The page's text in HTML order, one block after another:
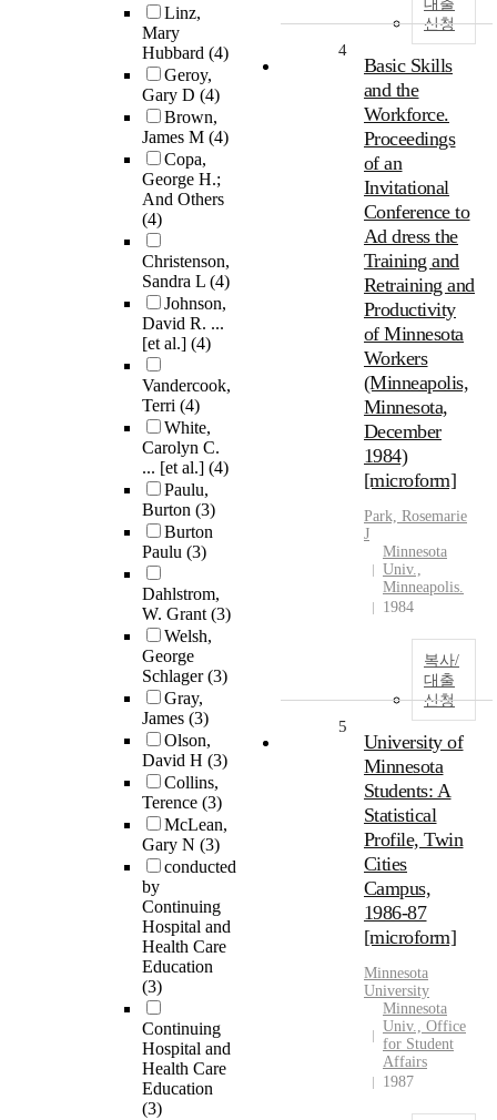
Linz,
Mary
Hubbard (4)
Geroy,
Gary D (4)
Brown,
James M (4)
Copa,
George H.;
And Others
(4)
Christenson,
Sandra L (4)
Johnson,
David R. ...
[et al.] (4)
Vandercook,
Terri (4)
White,
Carolyn C.
... [et al.] (4)
Paulu,
Burton (3)
Burton
Paulu (3)
Dahlstrom,
W. Grant(3)
Welsh,
George
Schlager(3)
Gray,
James (3)
Olson,
David H (3)
Collins,
Terence (3)
McLean,
Gary N (3)
conducted
by
Continuing
Hospital and
Health Care
Education
(3)
Continuing
Hospital and
Health Care
Education
(3)
대출
신청
4
Basic Skills
and the
Workforce.
Proceedings
of an
Invitational
Conference to
Ad dress the
Training and
Retraining and
Productivity
of Minnesota
Workers
(Minneapolis,
Minnesota,
December
1984)
[microform]
Park, Rosemarie
J
Minnesota
Univ.,
Minneapolis.
1984
복사/
대출
신청
5
University of
Minnesota
Students: A
Statistical
Profile, Twin
Cities
Campus,
1986-87
[microform]
Minnesota
University
Minnesota
Univ., Office
for Student
Affairs
1987